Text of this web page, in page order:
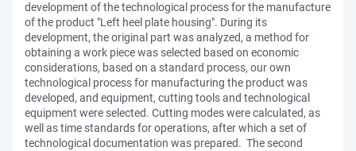
development of the technological process for the manufacture
of the product "Left heel plate housing". During its
development, the original part was analyzed, a method for
obtaining a work piece was selected based on economic
considerations, based on a standard process, our own
technological process for manufacturing the product was
developed, and equipment, cutting tools and technological
equipment were selected. Cutting modes were calculated, as
well as time standards for operations, after which a set of
technological documentation was prepared. The second